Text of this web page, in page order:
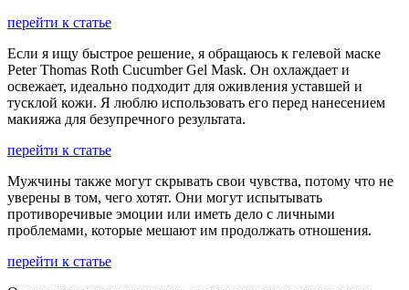
перейти к статье
Если я ищу быстрое решение, я обращаюсь к гелевой маске
Peter Thomas Roth Cucumber Gel Mask. Он охлаждает и
освежает, идеально подходит для оживления уставшей и
тусклой кожи. Я люблю использовать его перед нанесением
макияжа для безупречного результата.
перейти к статье
Мужчины также могут скрывать свои чувства, потому что не
уверены в том, чего хотят. Они могут испытывать
противоречивые эмоции или иметь дело с личными
проблемами, которые мешают им продолжать отношения.
перейти к статье